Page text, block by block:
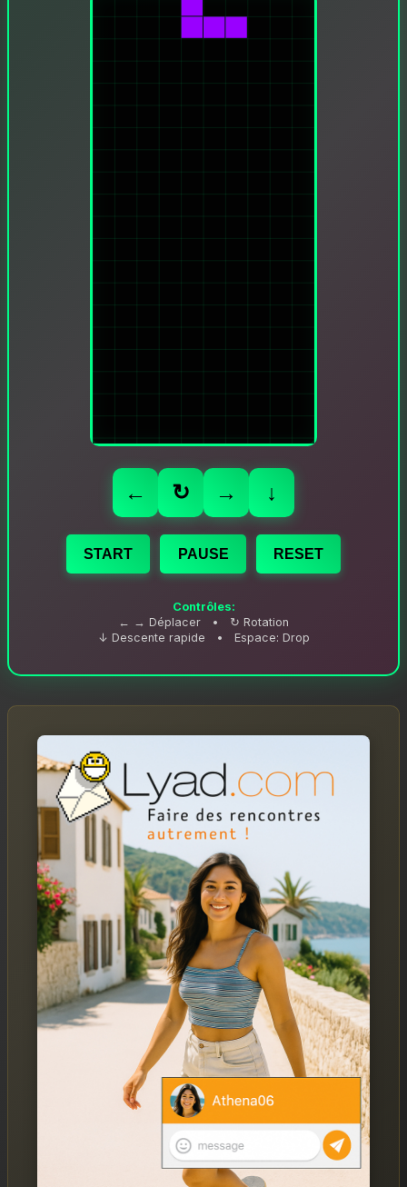
← ↻ → ↓
START PAUSE RESET
Contrôles:
← → Déplacer • ↻ Rotation
↓ Descente rapide • Espace: Drop